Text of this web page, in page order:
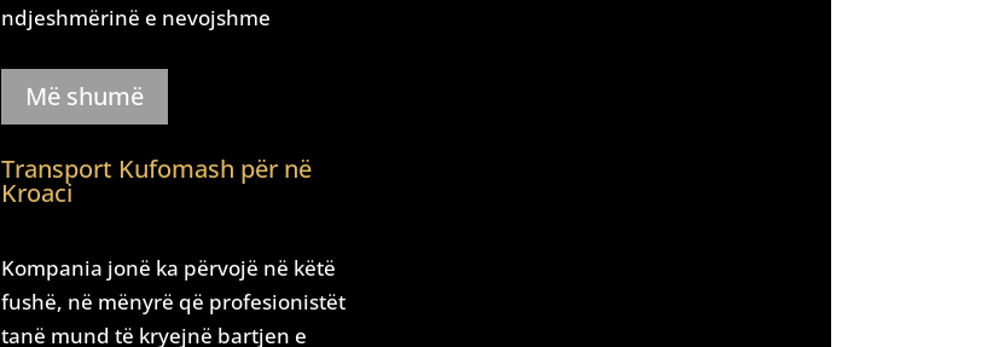
ndjeshmërinë e nevojshme
Më shumë
Transport Kufomash për në
Kroaci
Kompania jonë ka përvojë në këtë
fushë, në mënyrë që profesionistët
tanë mund të kryejnë bartjen e